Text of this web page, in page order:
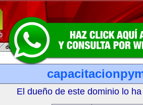
El dueño de este dominio lo